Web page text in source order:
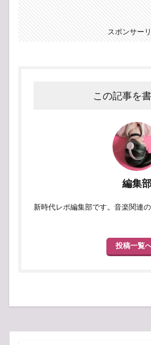
スポンサー
この記事を
編集部
新時代レポ編集部です。音楽関連
投稿一覧